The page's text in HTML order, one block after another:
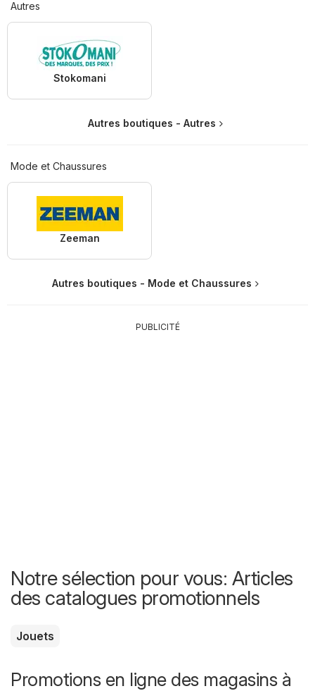
Autres
Stokomani
Autres boutiques - Autres
Mode et Chaussures
Zeeman
Autres boutiques - Mode et Chaussures
PUBLICITÉ
Notre sélection pour vous: Articles
des catalogues promotionnels
Jouets
Promotions en ligne des magasins à